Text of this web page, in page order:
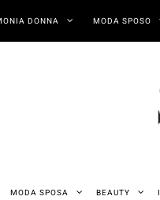
DONNA MODA SPOSO
MODA SPOSA BEAUTY